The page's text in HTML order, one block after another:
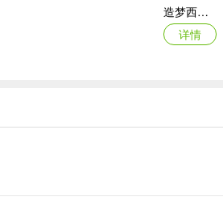
造梦西游ol腾讯版
详情
原始传奇百度客户端